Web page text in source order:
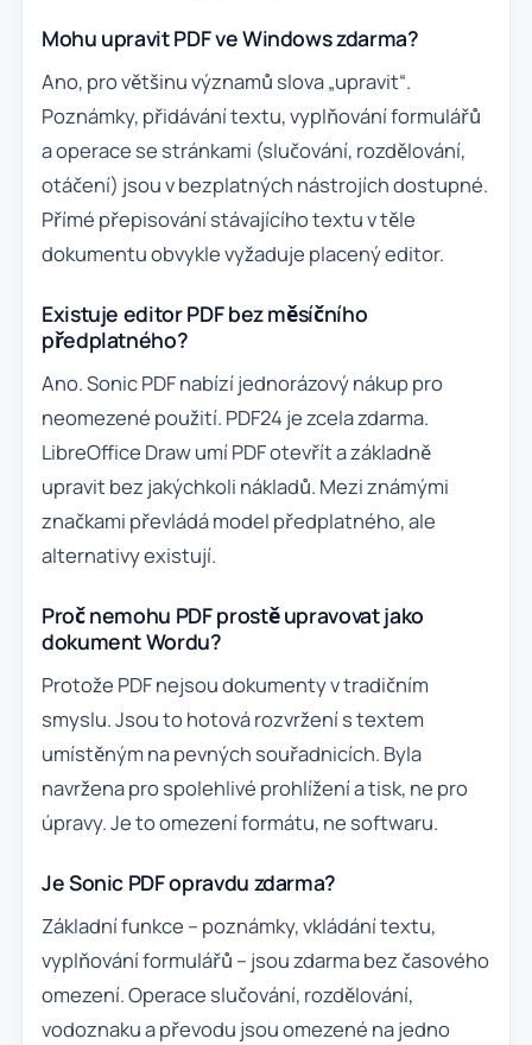
Mohu upravit PDF ve Windows zdarma?
Ano, pro většinu významů slova „upravit“.
Poznámky, přidávání textu, vyplňování formulářů
a operace se stránkami (slučování, rozdělování,
otáčení) jsou v bezplatných nástrojích dostupné.
Přímé přepisování stávajícího textu v těle
dokumentu obvykle vyžaduje placený editor.
Existuje editor PDF bez měsíčního
předplatného?
Ano. Sonic PDF nabízí jednorázový nákup pro
neomezené použití. PDF24 je zcela zdarma.
LibreOffice Draw umí PDF otevřít a základně
upravit bez jakýchkoli nákladů. Mezi známými
značkami převládá model předplatného, ale
alternativy existují.
Proč nemohu PDF prostě upravovat jako
dokument Wordu?
Protože PDF nejsou dokumenty v tradičním
smyslu. Jsou to hotová rozvržení s textem
umístěným na pevných souřadnicích. Byla
navržena pro spolehlivé prohlížení a tisk, ne pro
úpravy. Je to omezení formátu, ne softwaru.
Je Sonic PDF opravdu zdarma?
Základní funkce – poznámky, vkládání textu,
vyplňování formulářů – jsou zdarma bez časového
omezení. Operace slučování, rozdělování,
vodoznaku a převodu jsou omezené na jedno